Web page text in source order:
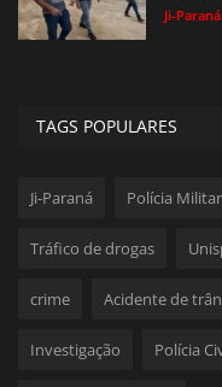
Ji-
TAGS POPULARES
Ji-Paraná Polícia Militar
Tráfico de drogas
crime Acidente de
Investigação Polícia